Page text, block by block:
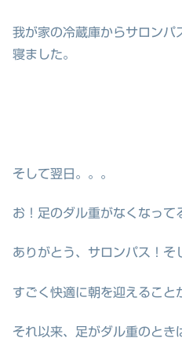
我が家の冷蔵庫からサロンパ
寝ました。
そして翌日。。。
お！足のダル重がなくなっ
ありがとう、サロンパス！そ
すごく快適に朝を迎えること
それ以来、足がダル重のとき